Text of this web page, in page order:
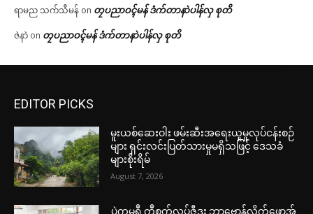
ရာမည သက်သီမန် on တၠပညာဝၚ်မန် ဒံက်တာနာဲပါန်လှ စုတိ
ဇဲနာဲ on တၠပညာဝၚ်မန် ဒံက်တာနာဲပါန်လှ စုတိ
EDITOR PICKS
မူးယစ်ဆေးဝါး ဖမ်းဆီးအရေးယူမှုလုပ်ငန်းစဉ်
များ ရှင်းလင်းပြတ်သားမှုမရှိသဖြင့် ဒေသခံ
များစိုးရိမ်
August 7, 2026
ပ္ဍဲကမ္မရဳ ကွဳစက်လုပ်ဇီုဒး ဘာဗ္တောန်လိက်ဖောအ်